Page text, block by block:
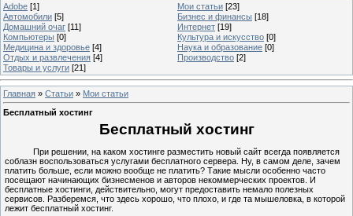
Adobe [1] Мои статьи [23]
Автомобили [5] Бизнес и финансы [18]
Домашний очаг [11] Интернет [19]
Компьютеры [0] Культура и искусство [0]
Медицина и здоровье [4] Наука и образование [0]
Отдых и развлечения [4] Производство [2]
Товары и услуги [21]
Главная » Статьи » Мои статьи
Бесплатный хостинг
Бесплатный хостинг
При решении, на каком хостинге разместить новый сайт всегда появляется
соблазн воспользоваться услугами бесплатного сервера. Ну, в самом деле, зачем
платить больше, если можно вообще не платить? Такие мысли особенно часто
посещают начинающих бизнесменов и авторов некоммерческих проектов. И
бесплатные хостинги, действительно, могут предоставить немало полезных
сервисов. Разберемся, что здесь хорошо, что плохо, и где та мышеловка, в которой
лежит бесплатный хостинг.